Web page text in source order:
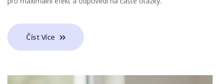
Číst Více